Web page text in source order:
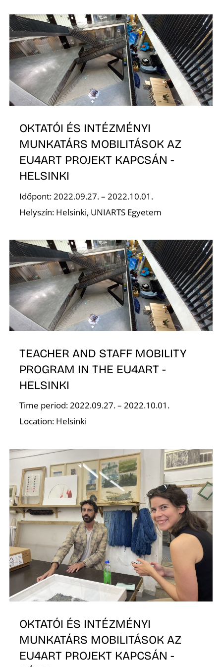
OKTATÓI ÉS INTÉZMÉNYI
MUNKATÁRS MOBILITÁSOK AZ
EU4ART PROJEKT KAPCSÁN -
HELSINKI
Időpont: 2022.09.27. – 2022.10.01.
Helyszín: Helsinki, UNIARTS Egyetem
TEACHER AND STAFF MOBILITY
PROGRAM IN THE EU4ART -
HELSINKI
Time period: 2022.09.27. – 2022.10.01.
Location: Helsinki
OKTATÓI ÉS INTÉZMÉNYI
MUNKATÁRS MOBILITÁSOK AZ
EU4ART PROJEKT KAPCSÁN -